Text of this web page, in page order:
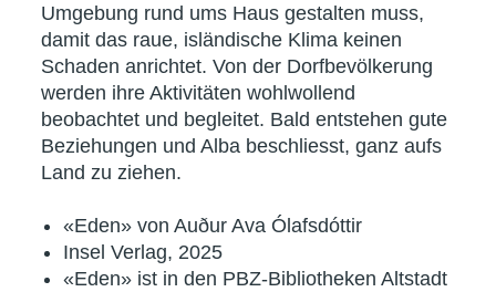
Umgebung rund ums Haus gestalten muss,
damit das raue, isländische Klima keinen
Schaden anrichtet. Von der Dorfbevölkerung
werden ihre Aktivitäten wohlwollend
beobachtet und begleitet. Bald entstehen gute
Beziehungen und Alba beschliesst, ganz aufs
Land zu ziehen.
«Eden» von Auður Ava Ólafsdóttir
Insel Verlag, 2025
«Eden» ist in den PBZ-Bibliotheken Altstadt